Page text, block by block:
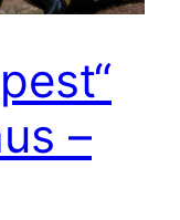
–